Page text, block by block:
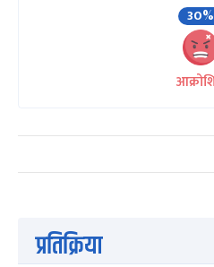
30%
प्रतिक्रिया